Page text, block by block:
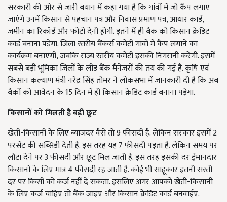
सरकारी की ओर से जारी बयान में कहा गया है कि गांवों में जो कैंप लगाए
जाएंगे उनमें किसान से पहचान पत्र और निवास प्रमाण पत्र, आधार कार्ड,
जमीन का रिकॉर्ड और फोटो देनी होगी. इतने में ही बैंक को किसान क्रेडिट
कार्ड बनाना पड़ेगा. जिला स्तरीय बैंकर्स कमेटी गांवों में कैंप लगाने का
कार्यक्रम बनाएगी, जबकि राज्य स्तरीय कमेटी इसकी निगरानी करेगी. इसमें
सबसे बड़ी भूमिका जिलों के लीड बैंक मैनेजरों की तय की गई है. कृषि एवं
किसान कल्याण मंत्री नरेंद्र सिंह तोमर ने लोकसभा में जानकारी दी है कि अब
बैंकों को आवेदन के 15 दिन में ही किसान क्रेडिट कार्ड बनाना पड़ेगा.
किसानों को मिलती है बड़ी छूट
खेती-किसानी के लिए ब्याजदर वैसे तो 9 फीसदी है. लेकिन सरकार इसमें 2
परसेंट की सब्सिडी देती है. इस तरह यह 7 फीसदी पड़ता है. लेकिन समय पर
लौटा देने पर 3 फीसदी और छूट मिल जाती है. इस तरह इसकी दर ईमानदार
किसानों के लिए मात्र 4 फीसदी रह जाती है. कोई भी साहूकार इतनी सस्ती
दर पर किसी को कर्ज नहीं दे सकता. इसलिए अगर आपको खेती-किसानी
के लिए कर्ज चाहिए तो बैंक जाइए और किसान क्रेडिट कार्ड बनवाईए.